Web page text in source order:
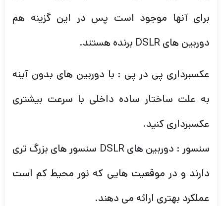
برای آنها موجود است پس در این گزینه هم
دوربین های DSLR برنده هستند.
عکسبرداری پی در پی : با دوربین های بدون آینه
به علت ساختار ساده داخلی با سرعت بیشتری
عکسبرداری کنید.
سنسور : دوربین های DSLR سنسور های بزرگ تری
دارند و در موقعیت هایی که نور محیط کم است
عملکرد بهتری ارائه می دهند.